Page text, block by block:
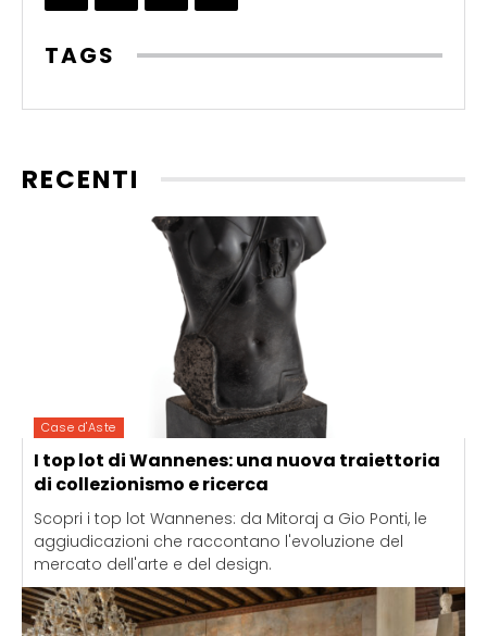
TAGS
RECENTI
Case d'Aste
I top lot di Wannenes: una nuova traiettoria
di collezionismo e ricerca
Scopri i top lot Wannenes: da Mitoraj a Gio Ponti, le
aggiudicazioni che raccontano l'evoluzione del
mercato dell'arte e del design.